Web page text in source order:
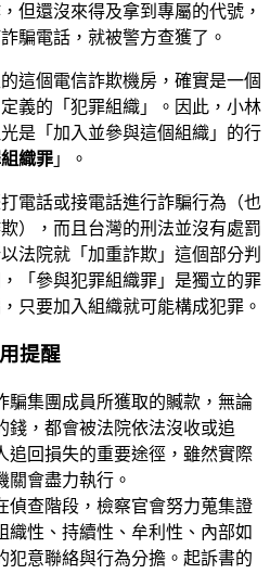
但還沒來得及拿到專屬的代號，
騙電話，就被警方查獲了。
這個電信詐欺機房，確實是一個
義的「犯罪組織」。因此，小林
是「加入並參與這個組織」的行
織罪 」。
電話或接電話進行詐騙行為（也
），而且台灣的刑法並沒有處罰
法院就「加重詐欺」這個部分判
「參與犯罪組織罪」是獨立的罪
只要加入組織就可能構成犯罪。
提醒
騙集團成員所獲取的贓款，無論
錢，都會被法院依法沒收或追
追回損失的重要途徑，雖然實際
關會盡力執行。
偵查階段，檢察官會努力蒐集證
織性、持續性、牟利性、內部如
犯意聯絡與行為分擔。起訴書的